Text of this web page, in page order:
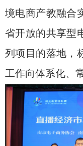
境电商产教融合
省开放的共享型
列项目的落地，
工作向体系化、